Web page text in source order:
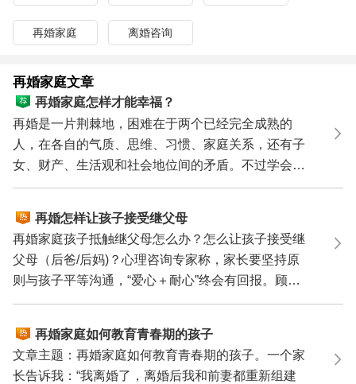
再婚家庭 离婚咨询
再婚家庭文章
再婚家庭怎样才能幸福？
再婚是一片荆棘地，困难在于两个已经完全成熟的
人，在各自的气质、思维、习惯、家庭关系，还有子
女、财产、生活观和社会地位间的矛盾。不过学会靠
智慧去生活...
再婚怎样让孩子接受继父母
再婚家庭孩子抵触继父母怎么办？怎么让孩子接受继
父母（后爸/后妈)？心理咨询专家称，家长要坚持原
则与孩子平等沟通，“爱心＋耐心”终会有回报。顾女
士和陈...
再婚家庭如何教育青春期的孩子
文章主题：再婚家庭如何教育青春期的孩子。一个家
长告诉我：“我离婚了，离婚后我和前妻都重新组建